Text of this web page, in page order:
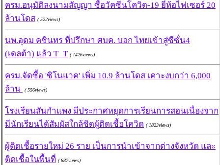
ครม.อนุมัติลงนามสัญญา ซื้อวัคซีนโควิด-19 ยี่ห้อไฟเซอร์ 20
ล้านโดส ( 522views)
นพ.อุดม คชินทร ที่ปรึกษา ศบค. บอก ไทยเข้าสู่ซีซั่น4
(เดลต้า) แล้ว T_T ( 1426views)
ครม.จัดซื้อ 'ซิโนแวค' เพิ่ม 10.9 ล้านโดส เคาะงบกว่า 6,000
ล้าน
( 556views)
โรงเรียนสันกำแพง มีประกาศหยุดการเรียนการสอนเนื่องจาก
มีนักเรียนได้สัมผัสใกล้ชิดผู้ติดเชื้อโควิด ( 1823views)
ผู้ติดเชื้อรายใหม่ 26 ราย เป็นการนำเข้าจากต่างจังหวัด และ
ติดเชื้อในพื้นที่ ( 887views)